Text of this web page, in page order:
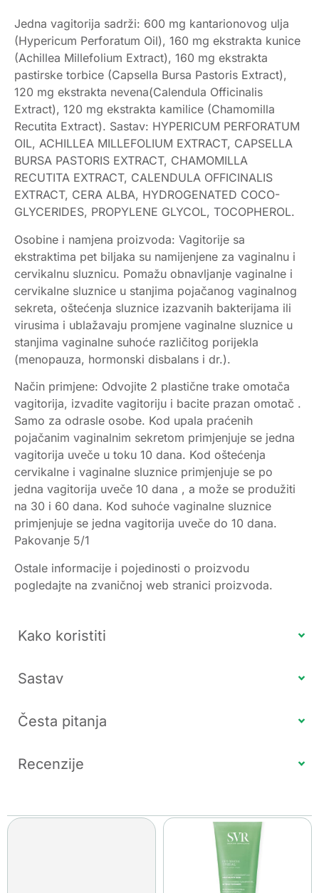
Jedna vagitorija sadrži: 600 mg kantarionovog ulja
(Hypericum Perforatum Oil), 160 mg ekstrakta kunice
(Achillea Millefolium Extract), 160 mg ekstrakta
pastirske torbice (Capsella Bursa Pastoris Extract),
120 mg ekstrakta nevena(Calendula Officinalis
Extract), 120 mg ekstrakta kamilice (Chamomilla
Recutita Extract). Sastav: HYPERICUM PERFORATUM
OIL, ACHILLEA MILLEFOLIUM EXTRACT, CAPSELLA
BURSA PASTORIS EXTRACT, CHAMOMILLA
RECUTITA EXTRACT, CALENDULA OFFICINALIS
EXTRACT, CERA ALBA, HYDROGENATED COCO-
GLYCERIDES, PROPYLENE GLYCOL, TOCOPHEROL.
Osobine i namjena proizvoda: Vagitorije sa
ekstraktima pet biljaka su namijenjene za vaginalnu i
cervikalnu sluznicu. Pomažu obnavljanje vaginalne i
cervikalne sluznice u stanjima pojačanog vaginalnog
sekreta, oštećenja sluznice izazvanih bakterijama ili
virusima i ublažavaju promjene vaginalne sluznice u
stanjima vaginalne suhoće različitog porijekla
(menopauza, hormonski disbalans i dr.).
Način primjene: Odvojite 2 plastične trake omotača
vagitorija, izvadite vagitoriju i bacite prazan omotač .
Samo za odrasle osobe. Kod upala praćenih
pojačanim vaginalnim sekretom primjenjuje se jedna
vagitorija uveče u toku 10 dana. Kod oštećenja
cervikalne i vaginalne sluznice primjenjuje se po
jedna vagitorija uveče 10 dana , a može se produžiti
na 30 i 60 dana. Kod suhoće vaginalne sluznice
primjenjuje se jedna vagitorija uveče do 10 dana.
Pakovanje 5/1
Ostale informacije i pojedinosti o proizvodu
pogledajte na zvaničnoj web stranici proizvoda.
Kako koristiti
Sastav
Česta pitanja
Recenzije